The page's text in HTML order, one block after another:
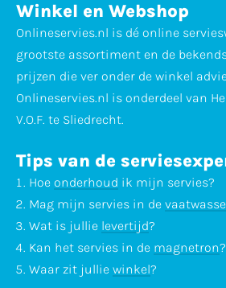
Winkel en Webshop
Onlineservies.nl is dé online
grootste assortiment en de
prijzen die ver onder de winkel
Onlineservies.nl is onderdeel van
V.O.F. te Sliedrecht.
Tips van de
Hoe onderhoud ik mijn servies?
Mag mijn servies in de
Wat is jullie levertijd?
Kan het servies in de magnetron?
Waar zit jullie winkel?